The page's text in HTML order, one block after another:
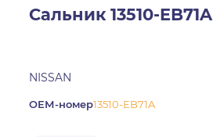
Сальник 13510-EB71A
NISSAN
ОЕМ-номер13510-EB71A